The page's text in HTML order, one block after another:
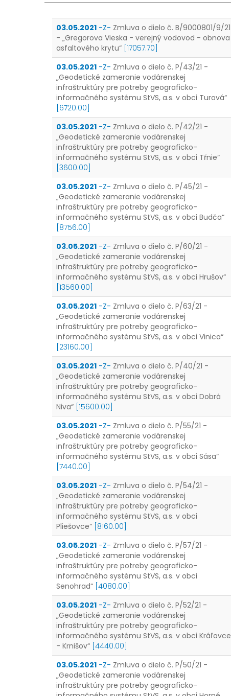
03.05.2021 -Z- Zmluva o dielo č. B/9000801/9/21
- „Gregorova Vieska - verejný vodovod - obnova
asfaltového krytu“ [17057.70]
03.05.2021 -Z- Zmluva o dielo č. P/43/21 -
„Geodetické zameranie vodárenskej
infraštruktúry pre potreby geograficko-
informačného systému StVS, a.s. v obci Turová“
[6720.00]
03.05.2021 -Z- Zmluva o dielo č. P/42/21 -
„Geodetické zameranie vodárenskej
infraštruktúry pre potreby geograficko-
informačného systému StVS, a.s. v obci Tŕnie“
[3600.00]
03.05.2021 -Z- Zmluva o dielo č. P/45/21 -
„Geodetické zameranie vodárenskej
infraštruktúry pre potreby geograficko-
informačného systému StVS, a.s. v obci Budča“
[8756.00]
03.05.2021 -Z- Zmluva o dielo č. P/60/21 -
„Geodetické zameranie vodárenskej
infraštruktúry pre potreby geograficko-
informačného systému StVS, a.s. v obci Hrušov“
[13560.00]
03.05.2021 -Z- Zmluva o dielo č. P/63/21 -
„Geodetické zameranie vodárenskej
infraštruktúry pre potreby geograficko-
informačného systému StVS, a.s. v obci Vinica“
[23160.00]
03.05.2021 -Z- Zmluva o dielo č. P/40/21 -
„Geodetické zameranie vodárenskej
infraštruktúry pre potreby geograficko-
informačného systému StVS, a.s. v obci Dobrá
Niva“ [15600.00]
03.05.2021 -Z- Zmluva o dielo č. P/55/21 -
„Geodetické zameranie vodárenskej
infraštruktúry pre potreby geograficko-
informačného systému StVS, a.s. v obci Sása“
[7440.00]
03.05.2021 -Z- Zmluva o dielo č. P/54/21 -
„Geodetické zameranie vodárenskej
infraštruktúry pre potreby geograficko-
informačného systému StVS, a.s. v obci
Pliešovce“ [8160.00]
03.05.2021 -Z- Zmluva o dielo č. P/57/21 -
„Geodetické zameranie vodárenskej
infraštruktúry pre potreby geograficko-
informačného systému StVS, a.s. v obci
Senohrad“ [4080.00]
03.05.2021 -Z- Zmluva o dielo č. P/52/21 -
„Geodetické zameranie vodárenskej
infraštruktúry pre potreby geograficko-
informačného systému StVS, a.s. v obci Kráľovce
- Krnišov“ [4440.00]
03.05.2021 -Z- Zmluva o dielo č. P/50/21 -
„Geodetické zameranie vodárenskej
infraštruktúry pre potreby geograficko-